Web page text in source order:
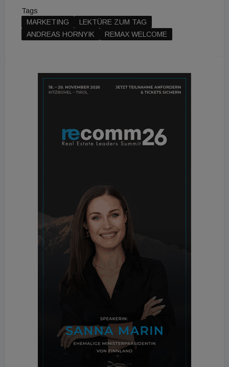
Tags
MARKETING
LEKTÜRE ZUM TAG
ANDREAS HORNYIK
REMAX WELCOME